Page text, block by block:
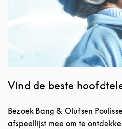
Vind de beste
Bezoek Bang & Olufsen
afspeellijst mee om te